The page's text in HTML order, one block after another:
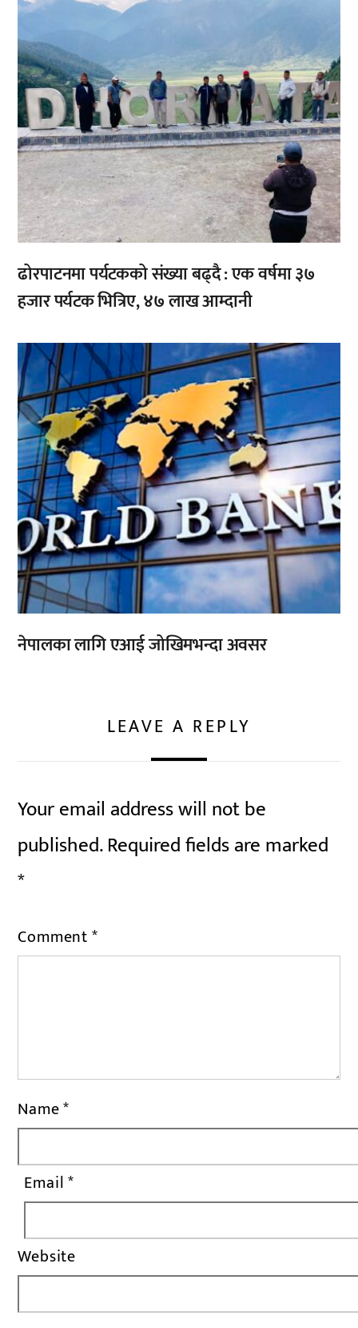
ढोरपाटनमा पर्यटकको संख्या बढ्दै : एक वर्षमा ३७
हजार पर्यटक भित्रिए, ४७ लाख आम्दानी
नेपालका लागि एआई जोखिमभन्दा अवसर
LEAVE A REPLY
Your email address will not be
published.Required fields are marked
*
Comment*
Name*
Email*
Website